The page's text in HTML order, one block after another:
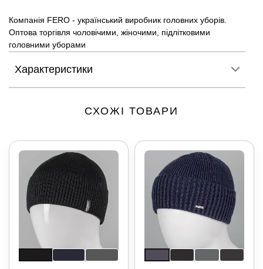
Компанія FERO - український виробник головних уборів.
Оптова торгівля чоловічими, жіночими, підлітковими
головними уборами
Характеристики
СХОЖІ ТОВАРИ